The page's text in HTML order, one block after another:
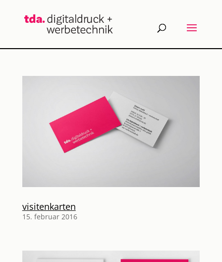
visitenkarten
15. februar 2016